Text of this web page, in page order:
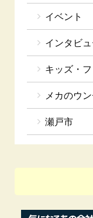
イベント
インタビ
キッズ・
メカのウ
瀬戸市